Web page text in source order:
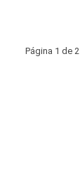
Página 1 de 2